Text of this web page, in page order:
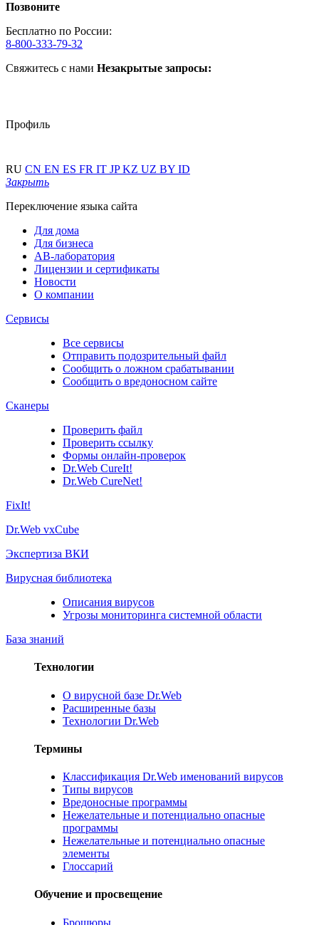
Позвоните
Бесплатно по России:
8-800-333-79-32
Свяжитесь с нами Незакрытые запросы:
Профиль
RU CN EN ES FR IT JPKZ UZ BY ID
Закрыть
Переключение языка сайта
Для дома
Для бизнеса
АВ-лаборатория
Лицензии и сертификаты
Новости
О компании
Сервисы
Все сервисы
Отправить подозрительный файл
Сообщить о ложном срабатывании
Сообщить о вредоносном сайте
Сканеры
Проверить файл
Проверить ссылку
Формы онлайн-проверок
Dr.Web CureIt!
Dr.Web CureNet!
FixIt!
Dr.Web vxCube
Экспертиза ВКИ
Вирусная библиотека
Описания вирусов
Угрозы мониторинга системной области
База знаний
Технологии
О вирусной базе Dr.Web
Расширенные базы
Технологии Dr.Web
Термины
Классификация Dr.Web именований вирусов
Типы вирусов
Вредоносные программы
Нежелательные и потенциально опасные
программы
Нежелательные и потенциально опасные
элементы
Глоссарий
Обучение и просвещение
Брошюры